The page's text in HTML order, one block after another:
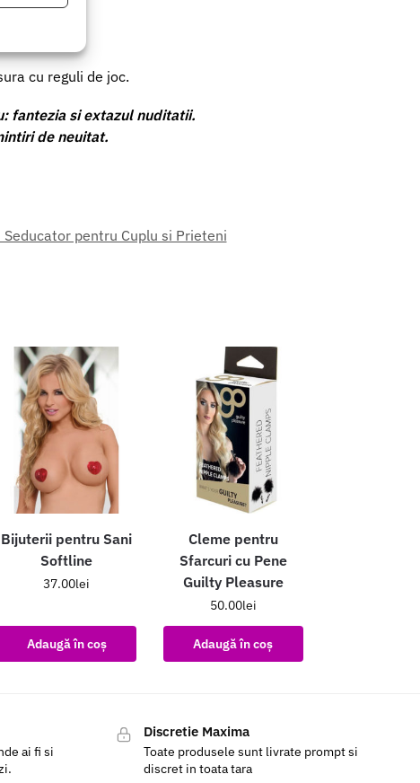
Mereu activ
cu reguli de joc.
fantezia si extazul nuditatii.
de neuitat.
pentru Cuplu si Prieteni
Bijuterii pentru Sani
Softline
37.00lei
Adaugă în coș
Cleme pentru
Sfarcuri cu Pene
Guilty Pleasure
50.00lei
Adaugă în coș
ai fi si
Discretie Maxima
Toate produsele sunt livrate prompt si
discret in toata tara